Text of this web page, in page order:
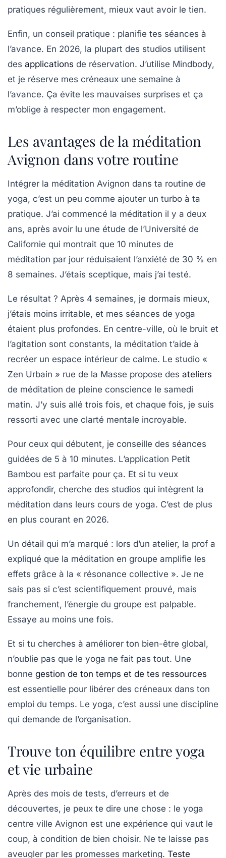
pratiques régulièrement, mieux vaut avoir le tien.
Enfin, un conseil pratique : planifie tes séances à
l’avance. En 2026, la plupart des studios utilisent
des applications de réservation. J’utilise Mindbody,
et je réserve mes créneaux une semaine à
l’avance. Ça évite les mauvaises surprises et ça
m’oblige à respecter mon engagement.
Les avantages de la méditation
Avignon dans votre routine
Intégrer la méditation Avignon dans ta routine de
yoga, c’est un peu comme ajouter un turbo à ta
pratique. J’ai commencé la méditation il y a deux
ans, après avoir lu une étude de l’Université de
Californie qui montrait que 10 minutes de
méditation par jour réduisaient l’anxiété de 30 % en
8 semaines. J’étais sceptique, mais j’ai testé.
Le résultat ? Après 4 semaines, je dormais mieux,
j’étais moins irritable, et mes séances de yoga
étaient plus profondes. En centre-ville, où le bruit et
l’agitation sont constants, la méditation t’aide à
recréer un espace intérieur de calme. Le studio «
Zen Urbain » rue de la Masse propose des ateliers
de méditation de pleine conscience le samedi
matin. J’y suis allé trois fois, et chaque fois, je suis
ressorti avec une clarté mentale incroyable.
Pour ceux qui débutent, je conseille des séances
guidées de 5 à 10 minutes. L’application Petit
Bambou est parfaite pour ça. Et si tu veux
approfondir, cherche des studios qui intègrent la
méditation dans leurs cours de yoga. C’est de plus
en plus courant en 2026.
Un détail qui m’a marqué : lors d’un atelier, la prof a
expliqué que la méditation en groupe amplifie les
effets grâce à la « résonance collective ». Je ne
sais pas si c’est scientifiquement prouvé, mais
franchement, l’énergie du groupe est palpable.
Essaye au moins une fois.
Et si tu cherches à améliorer ton bien-être global,
n’oublie pas que le yoga ne fait pas tout. Une
bonne gestion de ton temps et de tes ressources
est essentielle pour libérer des créneaux dans ton
emploi du temps. Le yoga, c’est aussi une discipline
qui demande de l’organisation.
Trouve ton équilibre entre yoga
et vie urbaine
Après des mois de tests, d’erreurs et de
découvertes, je peux te dire une chose : le yoga
centre ville Avignon est une expérience qui vaut le
coup, à condition de bien choisir. Ne te laisse pas
aveugler par les promesses marketing. Teste